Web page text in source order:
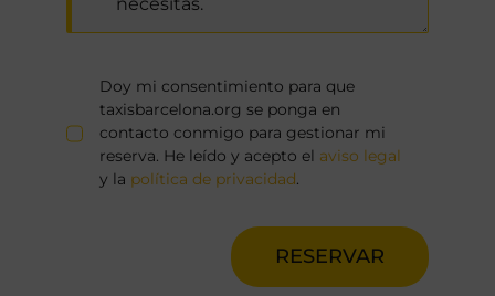
Doy mi consentimiento para que
taxisbarcelona.org se ponga en
contacto conmigo para gestionar mi
reserva. He leído y acepto el aviso legal
y la política de privacidad.
RESERVAR